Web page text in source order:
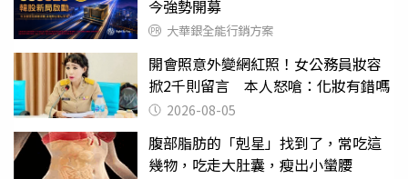
今強勢開募
大華銀全能行銷方案
開會照意外變網紅照！女公務員妝容
掀2千則留言 本人怒嗆：化妝有錯嗎
2026-08-05
腹部脂肪的「剋星」找到了，常吃這
幾物，吃走大肚囊，瘦出小蠻腰